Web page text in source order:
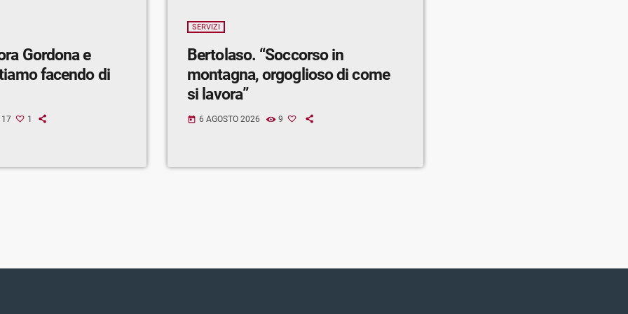
Gordona e
facendo di
17 1
SERVIZI
Bertolaso. “Soccorso in
montagna, orgoglioso di come
si lavora”
today 6 AGOSTO 2026 9